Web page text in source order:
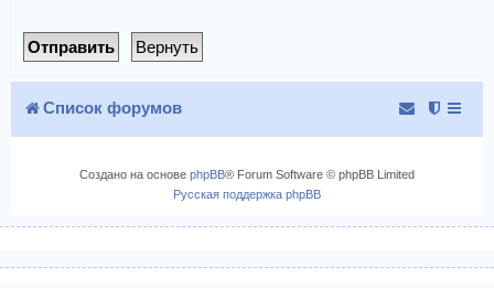
Список форумов
Создано на основе phpBB® Forum Software © phpBB Limited
Русская поддержка phpBB